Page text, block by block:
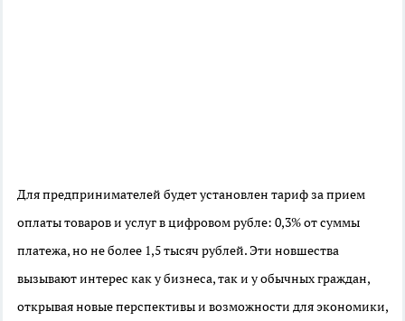
Для предпринимателей будет установлен тариф за прием
оплаты товаров и услуг в цифровом рубле: 0,3% от суммы
платежа, но не более 1,5 тысяч рублей. Эти новшества
вызывают интерес как у бизнеса, так и у обычных граждан,
открывая новые перспективы и возможности для экономики,